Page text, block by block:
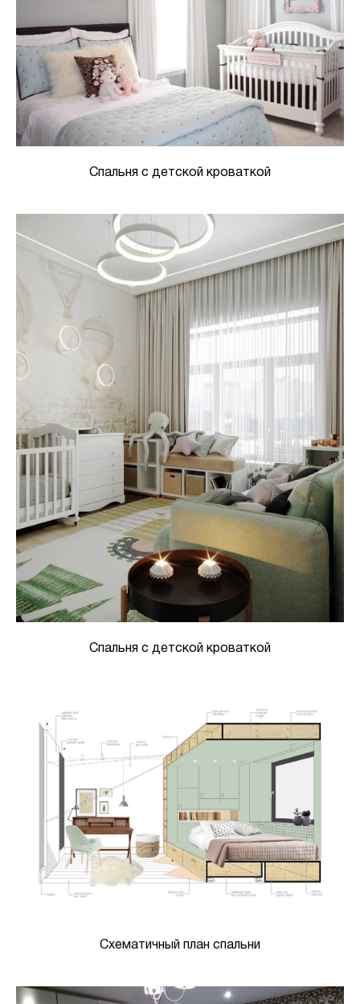
Спальня с детской кроваткой
Спальня с детской кроваткой
Схематичный план спальни